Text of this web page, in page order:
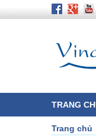
TRANG
Trang chủ